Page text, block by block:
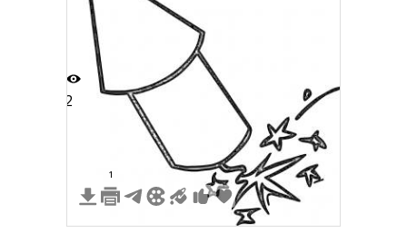
2
1